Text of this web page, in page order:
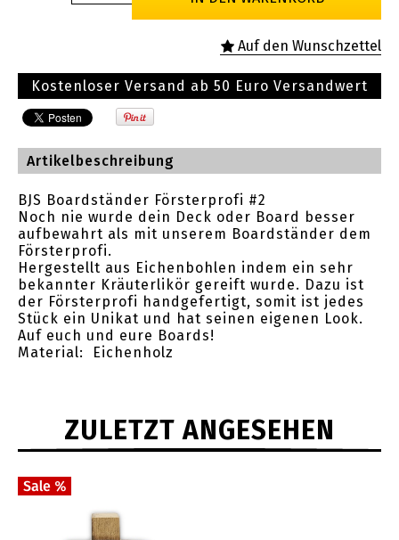
Kostenloser Versand ab 50 Euro Versandwert
Artikelbeschreibung
BJS Boardständer Försterprofi #2
Noch nie wurde dein Deck oder Board besser
aufbewahrt als mit unserem Boardständer dem
Försterprofi.
Hergestellt aus Eichenbohlen indem ein sehr
bekannter Kräuterlikör gereift wurde. Dazu ist
der Försterprofi handgefertigt, somit ist jedes
Stück ein Unikat und hat seinen eigenen Look.
Auf euch und eure Boards!
Material:
Eichenholz
ZULETZT ANGESEHEN